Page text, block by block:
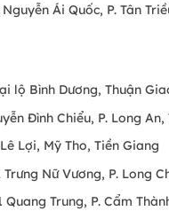
Nguyễn Ái Quốc, P. Tân
lộ Bình Dương, Thuận
Đình Chiểu, P. Long An,
Lợi, Mỹ Tho, Tiền Giang
Trưng Nữ Vương, P. Long
Quang Trung, P. Cẩm